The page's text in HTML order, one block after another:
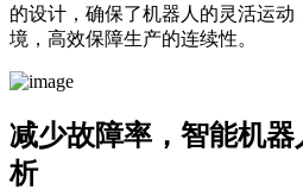
的设计，确保了机器人的灵活运
境，高效保障生产的连续性。
减少故障率，智能机
析